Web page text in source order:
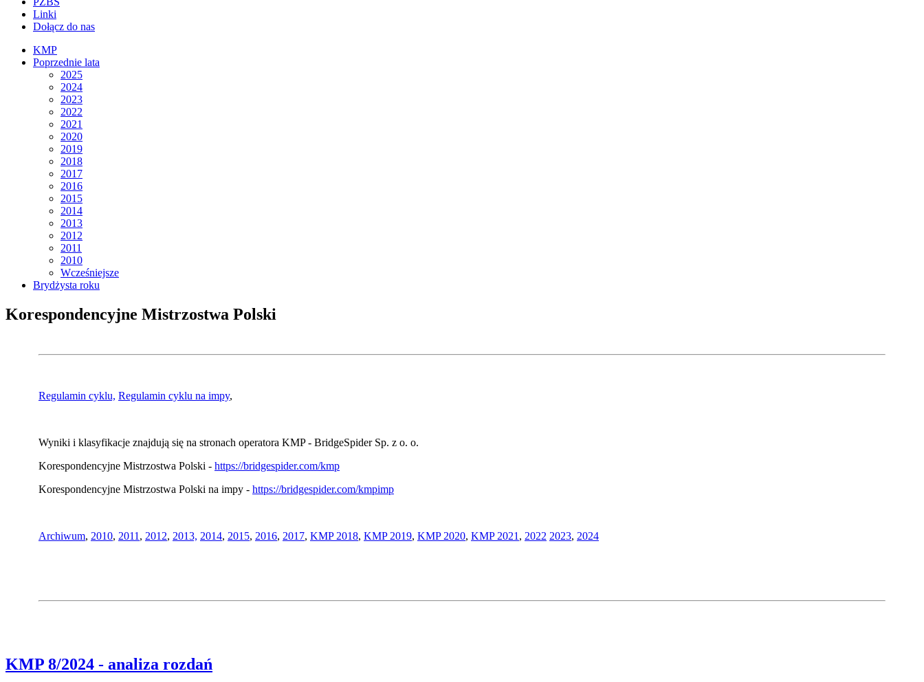
Linki
Dołącz do nas
KMP
Poprzednie lata
2025
2024
2023
2022
2021
2020
2019
2018
2017
2016
2015
2014
2013
2012
2011
2010
Wcześniejsze
Brydżysta roku
Korespondencyjne Mistrzostwa Polski
Regulamin cyklu, Regulamin cyklu na impy,
Wyniki i klasyfikacje znajdują się na stronach operatora KMP - BridgeSpider Sp. z o. o.
Korespondencyjne Mistrzostwa Polski - https://bridgespider.com/kmp
Korespondencyjne Mistrzostwa Polski na impy - https://bridgespider.com/kmpimp
Archiwum, 2010, 2011 , 2012, 2013, 2014, 2015, 2016, 2017, KMP 2018, KMP 2019, KMP 2020, KMP 2021 , 2022 2023, 2024
KMP 8/2024 - analiza rozdań